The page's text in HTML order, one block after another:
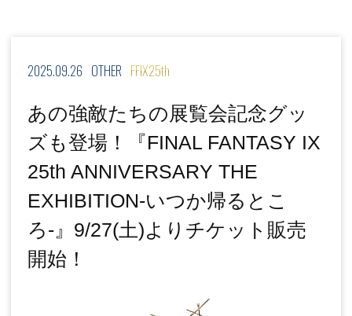
OTHER FFIX25th
2025.09.26
あの強敵たちの展覧会記念グッ
ズも登場！『FINAL FANTASY IX
25th ANNIVERSARY THE
EXHIBITION‐いつか帰るとこ
ろ‐』9/27(土)よりチケット販売
開始！